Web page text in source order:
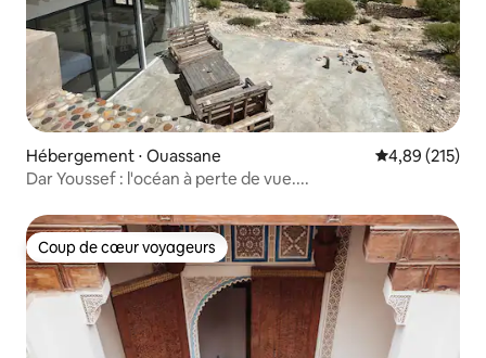
Hébergement ⋅ Ouassane Évaluation
4,89 (215)
Dar Youssef : l'océan à perte de vue....
Coup de cœur voyageurs
Coup de cœur voyageurs